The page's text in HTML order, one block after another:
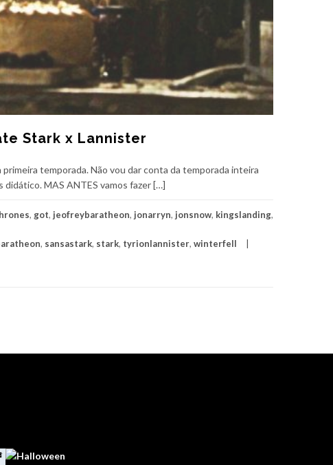
Stark x Lannister
temporada. Não vou dar conta da temporada inteira
didático. MAS ANTES vamos fazer […]
, got, jeofreybaratheon, jonarryn, jonsnow, kingslanding,
, sansastark, stark, tyrionlannister, winterfell